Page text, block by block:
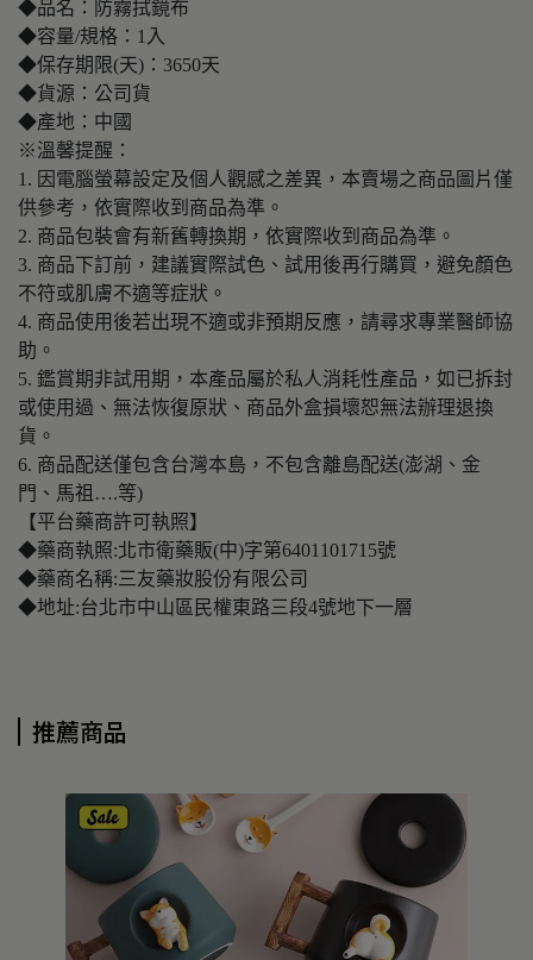
◆品名：防霧拭鏡布
◆容量/規格：1入
◆保存期限(天)：3650天
◆貨源：公司貨
◆產地：中國
※溫馨提醒：
1. 因電腦螢幕設定及個人觀感之差異，本賣場之商品圖片僅
供參考，依實際收到商品為準。
2. 商品包裝會有新舊轉換期，依實際收到商品為準。
3. 商品下訂前，建議實際試色、試用後再行購買，避免顏色
不符或肌膚不適等症狀。
4. 商品使用後若出現不適或非預期反應，請尋求專業醫師協
助。
5. 鑑賞期非試用期，本產品屬於私人消耗性產品，如已拆封
或使用過、無法恢復原狀、商品外盒損壞恕無法辦理退換
貨。
6. 商品配送僅包含台灣本島，不包含離島配送(澎湖、金
門、馬祖….等)
【平台藥商許可執照】
◆藥商執照:北市衛藥販(中)字第6401101715號
◆藥商名稱:三友藥妝股份有限公司
◆地址:台北市中山區民權東路三段4號地下一層
推薦商品